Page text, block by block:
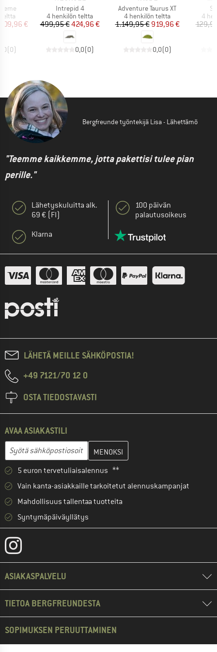
hinta
€
(0)
Tuote
Intrepid 4
Tuoteryhmä
4 henkilön teltta
Hinta
499,95 €Alennettu hinta
424,96 €
0,0(0)
Tuote
Adventure Taurus XT
Tuoteryhmä
4 henkilön teltta
Hinta
1.149,95 €Alennettu hinta
919,96 €
0,0(0)
4
Bergfreunde työntekijä Lisa - Lähettämö
"Teemme kaikkemme, jotta pakettisi tulee pian
perille."
Lähetyskuluitta alk.
69 € (FI)
Klarna
100 päivän
palautusoikeus
LÄHETÄ MEILLE SÄHKÖPOSTIA!
+49 7121/70 12 0
OSTA TIEDOSTAVASTI
AVAA ASIAKASTILI
Sähköpostiosoite
Anna sähköpostiosoitteesi ja luo seuraavassa vaiheessa
5 euron tervetuliaisalennus **
Vain kanta-asiakkaille tarkoitetut alennuskampanjat
Mahdollisuus tallentaa tuotteita
Syntymäpäiväyllätys
ASIAKASPALVELU
TIETOA BERGFREUNDESTA
SOPIMUKSEN PERUUTTAMINEN